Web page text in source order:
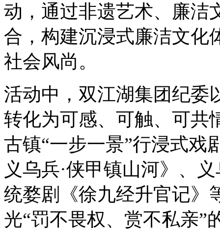
动，通过非遗艺术、廉洁
合，构建沉浸式廉洁文化
社会风尚。
活动中，双江湖集团纪委
转化为可感、可触、可共
古镇“一步一景”行浸式戏
义乌兵·侠甲镇山河》、
统婺剧《徐九经升官记》
光“罚不畏权、赏不私亲”